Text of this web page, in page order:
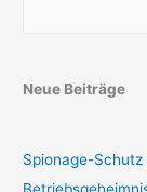
Neue Beiträge
Spionage-